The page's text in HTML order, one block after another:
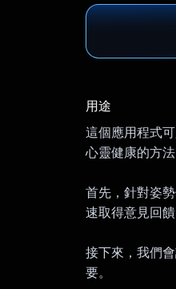
用途
這個應用程式
心靈健康的方
首先，針對姿
速取得意見回
接下來，我們
要。